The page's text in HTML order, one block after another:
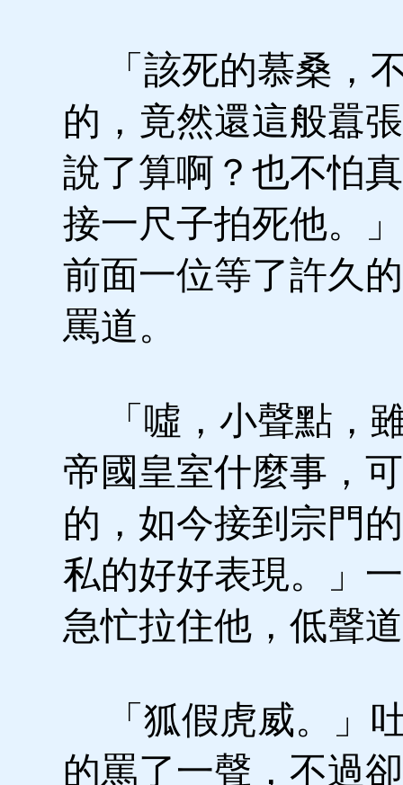
「該死的慕桑，
的，竟然還這般囂
說了算啊？也不怕
接一尺子拍死他。
前面一位等了許久
罵道。
「噓，小聲點，
帝國皇室什麼事，
的，如今接到宗門
私的好好表現。」
急忙拉住他，低聲
「狐假虎威。」
的罵了一聲，不過